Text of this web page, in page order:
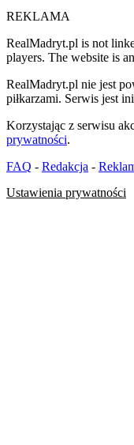
REKLAMA
RealMadryt.pl is not
players. The website is
RealMadryt.pl nie jest
piłkarzami. Serwis jest
Korzystając z serwisu
prywatności.
FAQ - Redakcja -
Ustawienia prywatności